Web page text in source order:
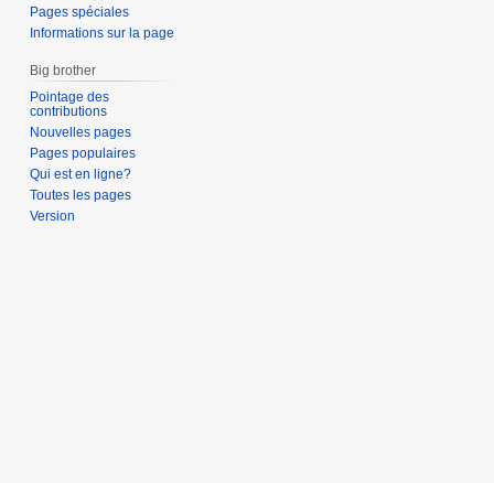
Pages spéciales
Informations sur la page
Big brother
Pointage des
contributions
Nouvelles pages
Pages populaires
Qui est en ligne?
Toutes les pages
Version